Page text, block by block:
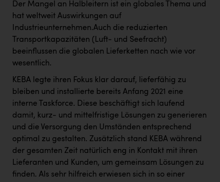
Der Mangel an Halbleitern ist ein globales Thema und
hat weltweit Auswirkungen auf
Industrieunternehmen.Auch die reduzierten
Transportkapazitäten (Luft- und Seefracht)
beeinflussen die globalen Lieferketten nach wie vor
wesentlich.
KEBA legte ihren Fokus klar darauf, lieferfähig zu
bleiben und installierte bereits Anfang 2021 eine
interne Taskforce. Diese beschäftigt sich laufend
damit, kurz- und mittelfristige Lösungen zu generieren
und die Versorgung den Umständen entsprechend
optimal zu gestalten. Zusätzlich stand KEBA während
der gesamten Zeit natürlich eng in Kontakt mit ihren
Lieferanten und Kunden, um gemeinsam Lösungen zu
finden. Als sehr hilfreich erwiesen sich in so einer